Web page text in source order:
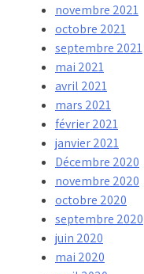
novembre 2021
octobre 2021
septembre 2021
mai 2021
avril 2021
mars 2021
février 2021
janvier 2021
Décembre 2020
novembre 2020
octobre 2020
septembre 2020
juin 2020
mai 2020